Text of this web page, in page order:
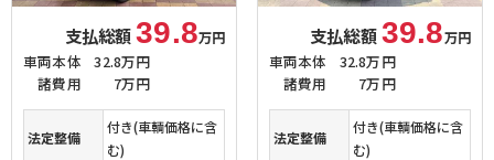
支払総額39.8万円
車両本体
32.8万円
諸費用
7万円
法定整備
付き(車輌価格に含
む)
支払総額39.8万円
車両本体
32.8万円
諸費用
7万円
法定整備
付き(車輌価格に含
む)